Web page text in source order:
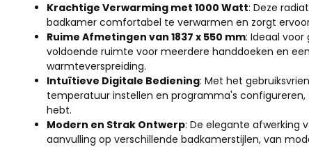
Krachtige Verwarming met 1000 Watt: Deze
badkamer comfortabel te verwarmen en zorgt
Ruime Afmetingen van 1837 x 550 mm: Ideaal
voldoende ruimte voor meerdere handdoeken en
warmteverspreiding.
Intuïtieve Digitale Bediening: Met het
temperatuur instellen en programma's
hebt.
Modern en Strak Ontwerp: De elegante afwerking
aanvulling op verschillende badkamerstijlen, van